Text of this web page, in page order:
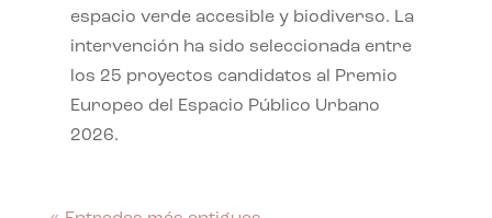
espacio verde accesible y biodiverso. La
intervención ha sido seleccionada entre
los 25 proyectos candidatos al Premio
Europeo del Espacio Público Urbano
2026.